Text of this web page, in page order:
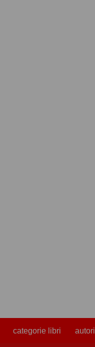
categorie libri autori